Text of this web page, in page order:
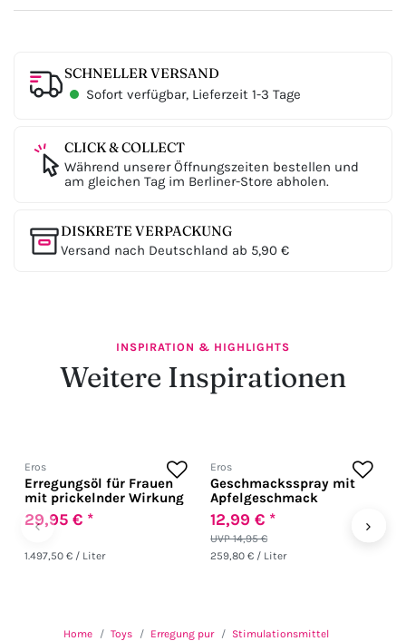
SCHNELLER VERSAND
Sofort verfügbar, Lieferzeit 1-3 Tage
CLICK & COLLECT
Während unserer Öffnungszeiten bestellen und
am gleichen Tag im Berliner-Store abholen.
DISKRETE VERPACKUNG
Versand nach Deutschland ab 5,90 €
INSPIRATION & HIGHLIGHTS
Weitere Inspirationen
‹
Eros
Erregungsöl für Frauen
mit prickelnder Wirkung
29,95 € *
1.497,50 € / Liter
Eros
Geschmacksspray mit
Apfelgeschmack
UVP 14,95 €
12,99 € *
259,80 € / Liter
›
Home Toys Erregung pur Stimulationsmittel